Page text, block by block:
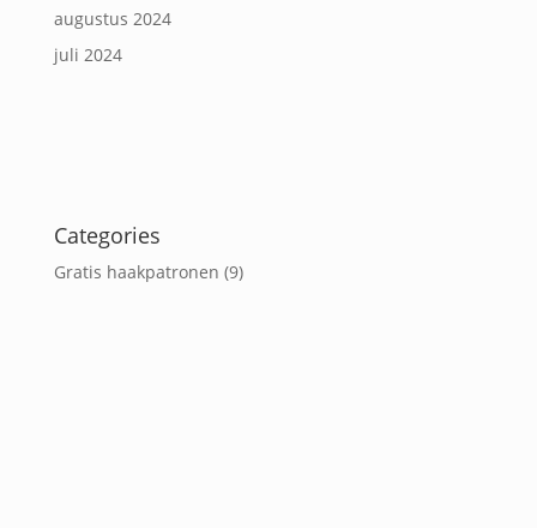
augustus 2024
juli 2024
Categories
Gratis haakpatronen (9)